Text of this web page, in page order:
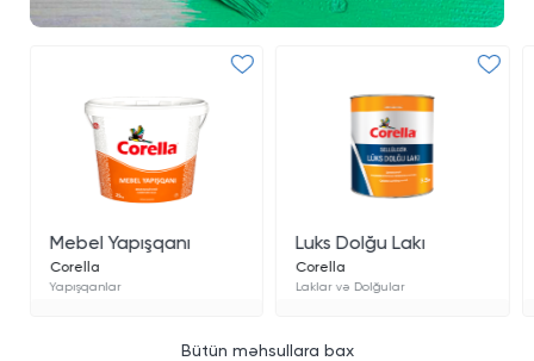
Bütün məhsullara bax
Mebel Yapışqanı
Corella
Yapışqanlar
Luks Dolğu Lakı
Corella
Laklar və Dolğular